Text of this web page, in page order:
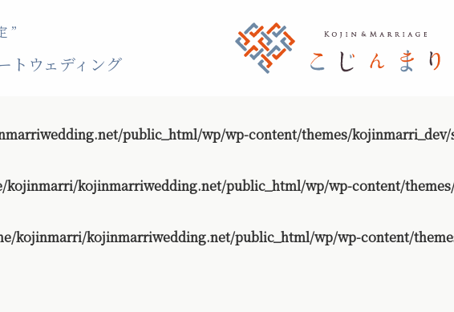
”
トウェディング
public_html/wp/wp-content/themes/kojinmarri_dev/
kojinmarri/kojinmarriwedding.net/public_html/wp/wp-content/
kojinmarri/kojinmarriwedding.net/public_html/wp/wp-content/